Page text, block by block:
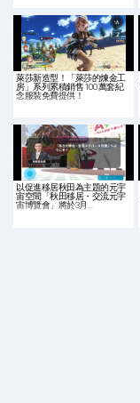
萊莎新造型！「萊莎的煉金工
房」系列累積銷售 100 萬套紀
念服裝免費提供！
以促進移居秋田為主題的元宇
宙空間「秋田移居・交流元宇
宙博覽會」將於3月…